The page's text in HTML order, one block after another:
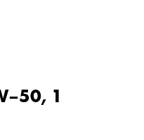
1